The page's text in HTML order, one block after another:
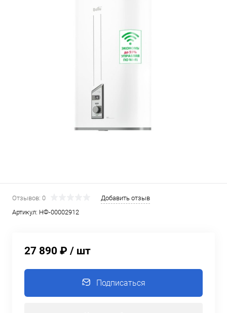
Отзывов: 0
Добавить отзыв
Артикул: НФ-00002912
27 890 ₽ / шт
Подписаться